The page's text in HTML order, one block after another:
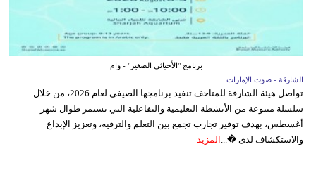
برنامج "الأحيائي الصغير" - وام
الشارقة - صوت الإمارات
تواصل هيئة الشارقة للمتاحف تنفيذ برنامجها الصيفي لعام 2026، من خلال
سلسلة متنوعة من الأنشطة التعليمية والتفاعلية التي تستمر طوال شهر
أغسطس، بهدف توفير تجارب تجمع بين التعلم والترفيه، وتعزيز الإبداع
والاستكشاف لدى �... المزيد